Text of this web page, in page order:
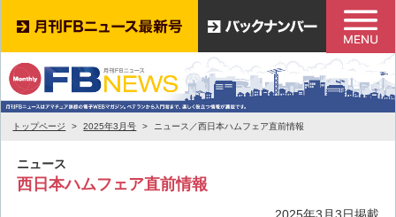
トップページ 2025年3月号 ニュース／西日本ハムフェア直前情報
ニュース
西日本ハムフェア直前情報